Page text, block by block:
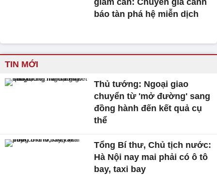
giảm cân: Chuyên gia cảnh
báo tàn phá hệ miễn dịch
TIN MỚI
Thủ tướng: Ngoại giao
chuyển từ 'mở đường' sang
đồng hành đến kết quả cụ
thể
Tổng Bí thư, Chủ tịch nước:
Hà Nội nay mai phải có ô tô
bay, taxi bay